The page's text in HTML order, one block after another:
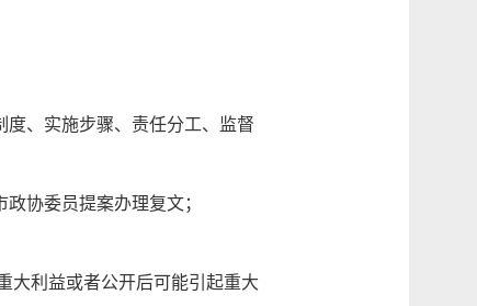
、实施步骤、责任分工、监督
协委员提案办理复文；
利益或者公开后可能引起重大